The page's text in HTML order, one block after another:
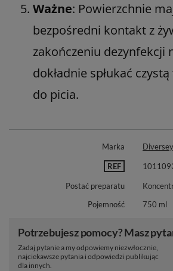
Ważne: Powierzchnie
bezpośredni kontakt z
zakończeniu dezynfekcji
dokładnie spłukać
do picia.
Marka Diversey
REF
Postać preparatu
Pojemność
750 ml
Potrzebujesz pomocy? Masz
Zadaj pytanie a my odpowiemy niezwłocznie,
najciekawsze pytania i odpowiedzi publikując
dla innych.